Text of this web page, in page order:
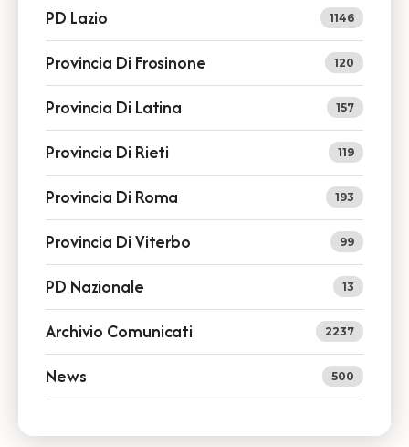
PD Lazio 1146
Provincia Di Frosinone 120
Provincia Di Latina 157
Provincia Di Rieti 119
Provincia Di Roma 193
Provincia Di Viterbo 99
PD Nazionale 13
Archivio Comunicati 2237
News 500